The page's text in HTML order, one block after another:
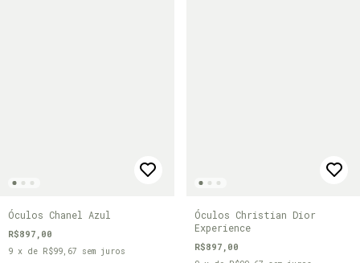
Óculos Chanel Azul
R$897,00
9 x de R$99,67 sem juros
Óculos Christian Dior
Experience
R$897,00